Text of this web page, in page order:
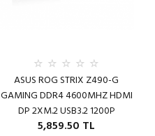
ASUS ROG STRIX Z490-G
GAMING DDR4 4600MHZ HDMI
DP 2XM.2 USB3.2 1200P
5,859.50 TL